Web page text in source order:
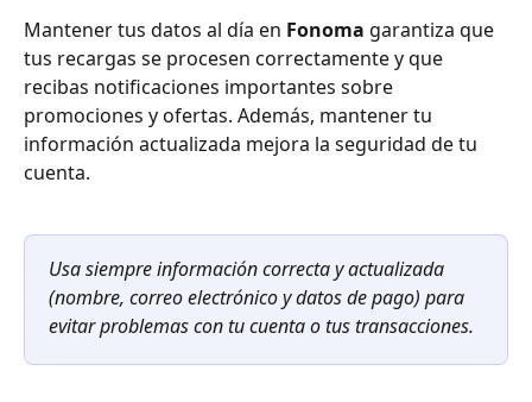
Mantener tus datos al día en Fonoma garantiza que
tus recargas se procesen correctamente y que
recibas notificaciones importantes sobre
promociones y ofertas. Además, mantener tu
información actualizada mejora la seguridad de tu
cuenta.
Usa siempre información correcta y actualizada
(nombre, correo electrónico y datos de pago) para
evitar problemas con tu cuenta o tus transacciones.